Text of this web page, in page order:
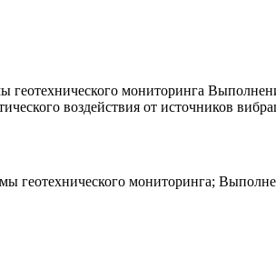
геотехнического мониторинга
воздействия от источников
геотехнического мониторинга;